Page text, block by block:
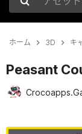
アセットの検索
ホーム 3D キ
Peasant